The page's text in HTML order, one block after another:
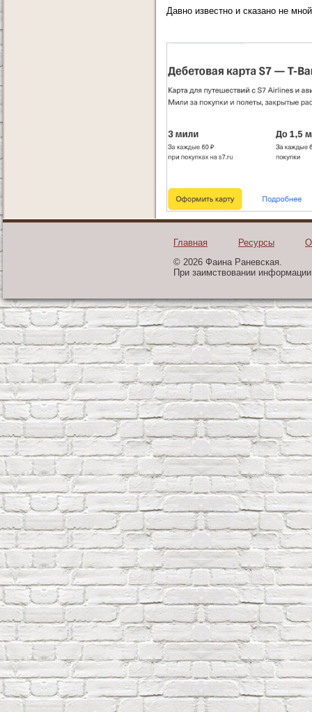
Давно известно и сказано не
Главная Ресурсы
© 2026 Фаина Раневская.
При заимствовании